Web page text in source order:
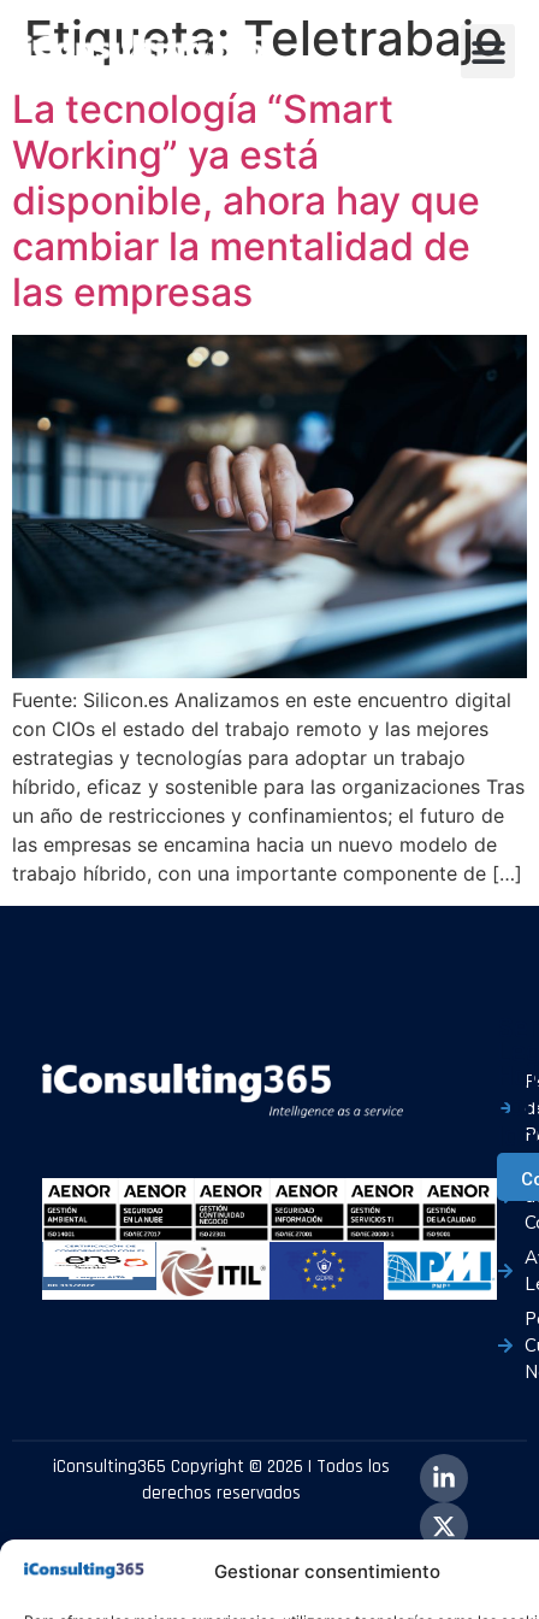
Gestionar consentimiento
Etiqueta: Teletrabajo
La tecnología “Smart
Working” ya está
disponible, ahora hay que
cambiar la mentalidad de
las empresas
Fuente: Silicon.es Analizamos en este encuentro digital
con CIOs el estado del trabajo remoto y las mejores
estrategias y tecnologías para adoptar un trabajo
híbrido, eficaz y sostenible para las organizaciones Tras
un año de restricciones y confinamientos; el futuro de
las empresas se encamina hacia un nuevo modelo de
trabajo híbrido, con una importante componente de […]
con
iConsulting365 Copyright © 2026 | Todos los
derechos reservados